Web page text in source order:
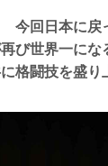
今回日本に戻
び世界一に
格闘技を盛り